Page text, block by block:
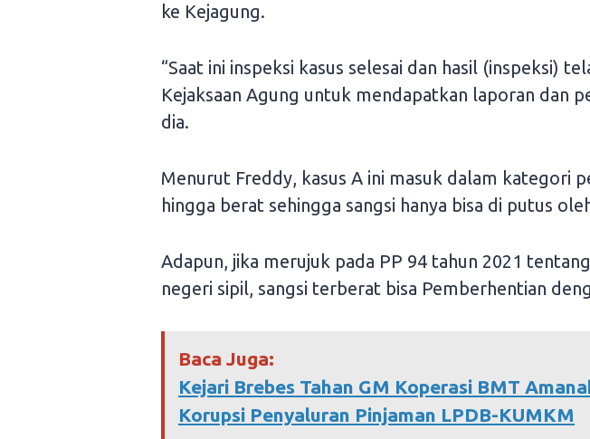
ke Kejagung.
“Saat ini inspeksi kasus selesai dan hasil (inspeksi)
Kejaksaan Agung untuk mendapatkan laporan dan
dia.
Menurut Freddy, kasus A ini masuk dalam kategori
hingga berat sehingga sangsi hanya bisa di putus
Adapun, jika merujuk pada PP 94 tahun 2021
negeri sipil, sangsi terberat bisa Pemberhentian
Baca Juga:
Kejari Brebes Tahan GM Koperasi BMT
Korupsi Penyaluran Pinjaman LPDB-KUMKM